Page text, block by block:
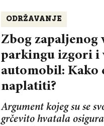
ODRŽAVANJE
Zbog zapaljenog
parkingu izgori i
automobil: Kako
naplatiti?
Argument kojeg su se
grčevito hvatala